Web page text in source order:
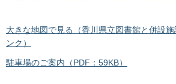
大きな地図で見る（香川県立図書館と併設
ンク）
駐車場のご案内（PDF：59KB）